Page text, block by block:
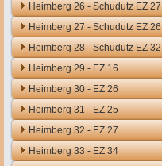
Heimberg 26 - Schudutz EZ 27
Heimberg 27 - Schudutz EZ 26
Heimberg 28 - Schudutz EZ 32
Heimberg 29 - EZ 16
Heimberg 30 - EZ 26
Heimberg 31 - EZ 25
Heimberg 32 - EZ 27
Heimberg 33 - EZ 34